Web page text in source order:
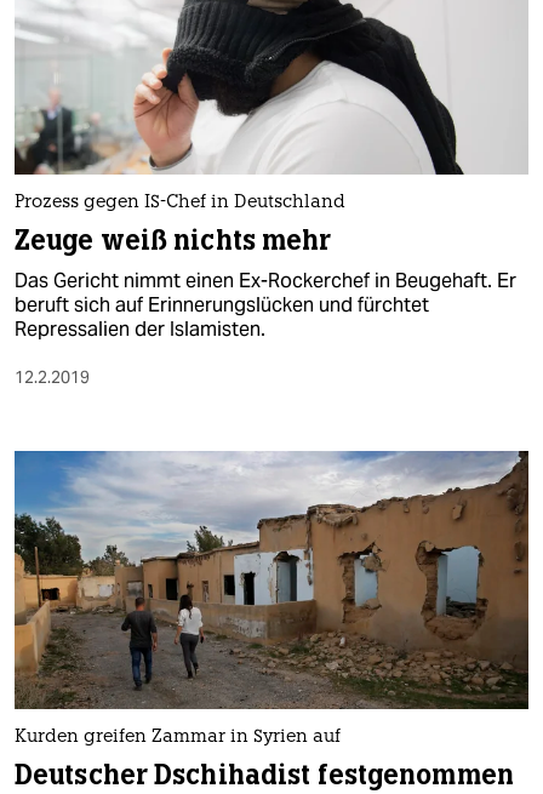
Prozess gegen IS-Chef in Deutschland
Zeuge weiß nichts mehr
Das Gericht nimmt einen Ex-Rockerchef in Beugehaft. Er
beruft sich auf Erinnerungslücken und fürchtet
Repressalien der Islamisten.
12.2.2019
Kurden greifen Zammar in Syrien auf
Deutscher Dschihadist festgenommen